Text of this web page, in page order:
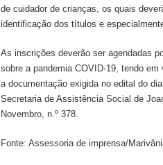
de cuidador de crianças, os quais
identificação dos títulos e
As inscrições deverão ser agendadas
sobre a pandemia COVID-19, tendo
a documentação exigida no edital do
Secretaria de Assistência Social de
Novembro, n.º 378.
Fonte: Assessoria de imprensa/